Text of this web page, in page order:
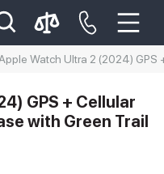
Watch Ultra 2 (2024)
GPS + Cellular
with Green Trail